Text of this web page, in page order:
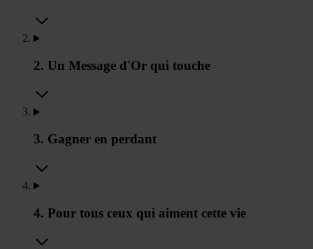
2. Un Message d'Or qui touche
3. Gagner en perdant
4. Pour tous ceux qui aiment cette vie